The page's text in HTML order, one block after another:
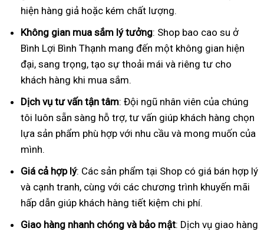
hiện hàng giả hoặc kém chất lượng.
Không gian mua sắm lý tưởng: Shop bao cao su ở
Bình Lợi Bình Thạnh mang đến một không gian hiện
đại, sang trọng, tạo sự thoải mái và riêng tư cho
khách hàng khi mua sắm.
Dịch vụ tư vấn tận tâm: Đội ngũ nhân viên của chúng
tôi luôn sẵn sàng hỗ trợ, tư vấn giúp khách hàng chọn
lựa sản phẩm phù hợp với nhu cầu và mong muốn của
mình.
Giá cả hợp lý: Các sản phẩm tại Shop có giá bán hợp lý
và cạnh tranh, cùng với các chương trình khuyến mãi
hấp dẫn giúp khách hàng tiết kiệm chi phí.
Giao hàng nhanh chóng và bảo mật: Dịch vụ giao hàng